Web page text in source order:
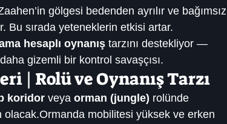
gölgesi bedenden ayrılır ve bağımsız
Bu sırada yeteneklerin etkisi artar.
hesaplı oynanış tarzını destekliyor —
gizemli bir kontrol savaşçısı.
| Rolü ve Oynanış Tarzı
koridor veya orman (jungle) rolünde
mobilitesi yüksek ve erken